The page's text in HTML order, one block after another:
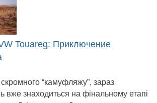
Touareg: Приключение
“камуфляжу”, зараз
вже знаходиться на фінальному етапі